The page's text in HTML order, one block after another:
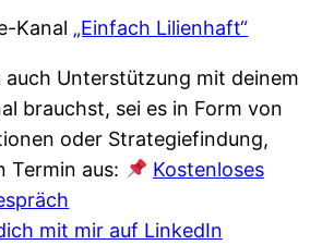
Kanal „Einfach Lilienhaft“
auch Unterstützung mit deinem
brauchst, sei es in Form von
oder Strategiefindung,
Termin aus:
Kostenloses
mit mir auf LinkedIn